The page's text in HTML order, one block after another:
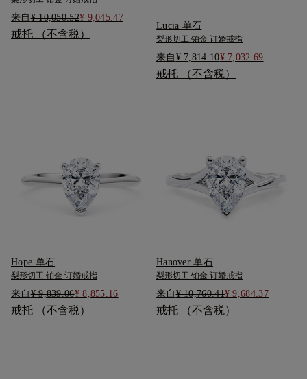
来自¥ 10,050.52¥ 9,045.47
戒托 （不含税）
Lucia 单石
梨形切工 铂金 订婚戒指
来自¥ 7,814.10¥ 7,032.69
戒托 （不含税）
Hope 单石
梨形切工 铂金 订婚戒指
来自¥ 9,839.06¥ 8,855.16
戒托 （不含税）
Hanover 单石
梨形切工 铂金 订婚戒指
来自¥ 10,760.41¥ 9,684.37
戒托 （不含税）